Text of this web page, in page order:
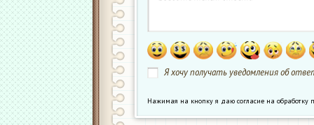
Я хочу получать уведомления об
Нажимая на кнопку я даю согласие на